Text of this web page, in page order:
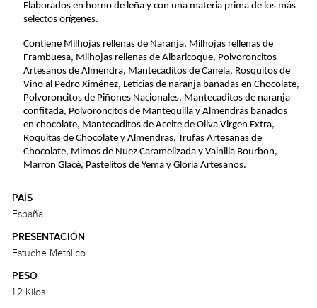
Elaborados en horno de leña y con una materia prima de los más
selectos orígenes.
Contiene Milhojas rellenas de Naranja, Milhojas rellenas de
Frambuesa, Milhojas rellenas de Albaricoque, Polvoroncitos
Artesanos de Almendra, Mantecaditos de Canela, Rosquitos de
Vino al Pedro Ximénez, Leticias de naranja bañadas en Chocolate,
Polvoroncitos de Piñones Nacionales, Mantecaditos de naranja
confitada, Polvoroncitos de Mantequilla y Almendras bañados
en chocolate, Mantecaditos de Aceite de Oliva Virgen Extra,
Roquitas de Chocolate y Almendras, Trufas Artesanas de
Chocolate, Mimos de Nuez Caramelizada y Vainilla Bourbon,
Marron Glacé, Pastelitos de Yema y Gloria Artesanos.
PAÍS
España
PRESENTACIÓN
Estuche Metálico
PESO
1,2 Kilos